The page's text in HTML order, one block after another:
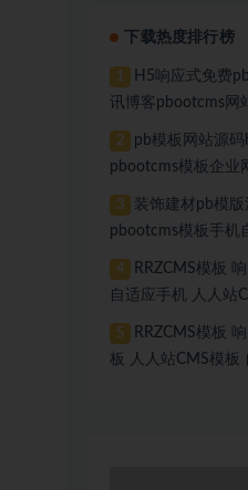
下载热度排行榜
1
H5响应式免费
讯博客pbootcms网
2
pb模板网站源
pbootcms模板企业
3
装饰建材pb模
pbootcms模板手机
4
RRZCMS模板
自适应手机 人人站
5
RRZCMS模板
板 人人站CMS模板